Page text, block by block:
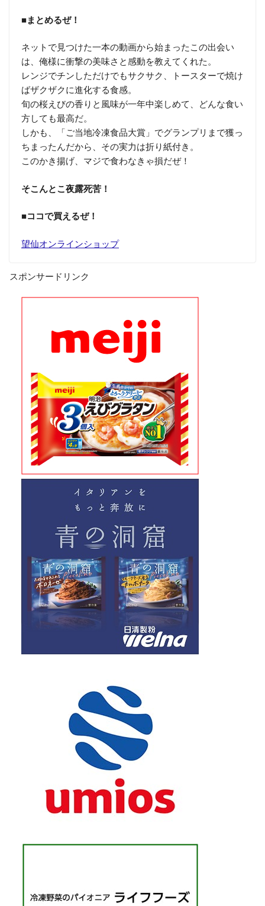
■まとめるぜ！
ネットで見つけた一本の動画から始まったこの出会い
は、俺様に衝撃の美味さと感動を教えてくれた。
レンジでチンしただけでもサクサク、トースターで焼け
ばザクザクに進化する食感。
旬の桜えびの香りと風味が一年中楽しめて、どんな食い
方しても最高だ。
しかも、「ご当地冷凍食品大賞」でグランプリまで獲っ
ちまったんだから、その実力は折り紙付き。
このかき揚げ、マジで食わなきゃ損だぜ！
そこんとこ夜露死苦！
■ココで買えるぜ！
望仙オンラインショップ
スポンサードリンク